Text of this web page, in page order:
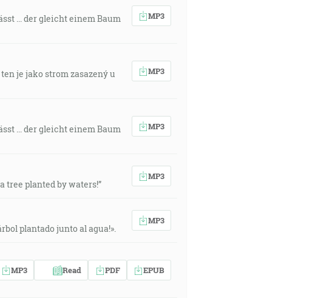
... der gleicht einem Baum
MP3
je jako strom zasazený u
MP3
... der gleicht einem Baum
MP3
tree planted by waters!”
MP3
plantado junto al agua!».
MP3
MP3 Read PDF EPUB